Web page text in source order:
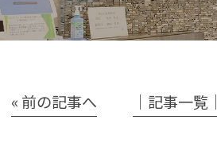
« 前の記事へ │記事一覧│